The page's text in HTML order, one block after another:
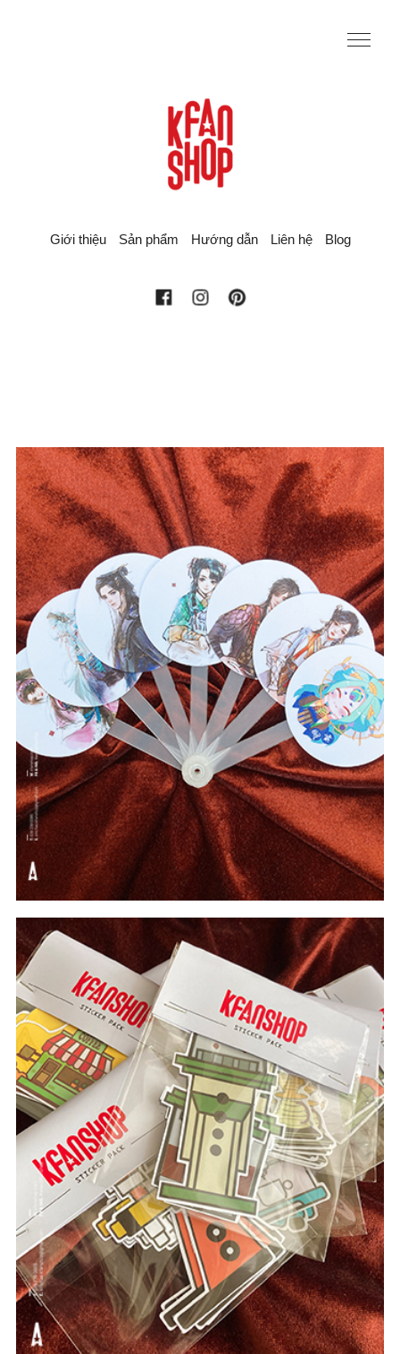
Giới thiệu Sản phẩm Hướng dẫn Liên hệ Blog
#intheoyeucau #Quà Tặng
#In Theo Yêu Cầu